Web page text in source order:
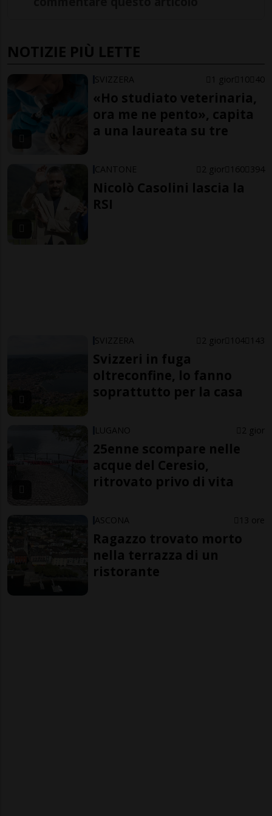
NOTIZIE PIÙ LETTE
SVIZZERA 1 gior 10 40
«Ho studiato veterinaria,
ora me ne pento», capita
a una laureata su tre
CANTONE 2 gior 160 394
Nicolò Casolini lascia la
RSI
SVIZZERA 2 gior 104 143
Svizzeri in fuga
oltreconfine, lo fanno
soprattutto per la casa
LUGANO 2 gior
25enne scompare nelle
acque del Ceresio,
ritrovato privo di vita
ASCONA 13 ore
Ragazzo trovato morto
nella terrazza di un
ristorante